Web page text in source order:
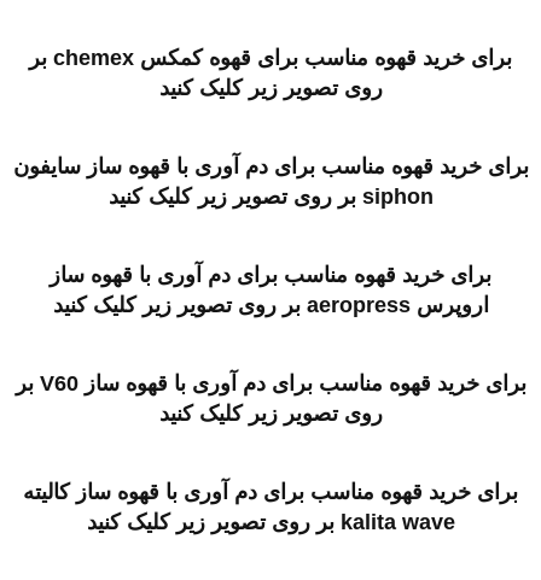
برای خرید قهوه مناسب برای قهوه کمکس chemex بر
روی تصویر زیر کلیک کنید
برای خرید قهوه مناسب برای دم آوری با قهوه ساز سایفون
siphon بر روی تصویر زیر کلیک کنید
برای خرید قهوه مناسب برای دم آوری با قهوه ساز
اروپرس aeropress
بر روی تصویر زیر کلیک کنید
برای خرید قهوه مناسب برای دم آوری با قهوه ساز V60
بر
روی تصویر زیر کلیک کنید
برای خرید قهوه مناسب برای دم آوری با قهوه ساز کالیته
kalita wave بر روی تصویر زیر کلیک کنید